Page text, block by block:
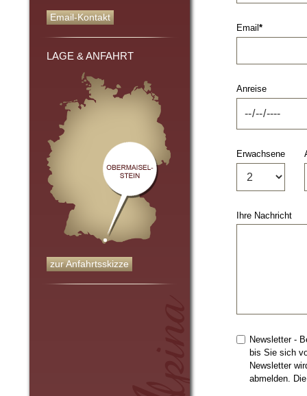
Email-Kontakt
LAGE & ANFAHRT
zur Anfahrtsskizze
Email *
Anreise
Erwachsene
Ihre Nachricht
Newsletter -
bis Sie sich
Newsletter
abmelden.